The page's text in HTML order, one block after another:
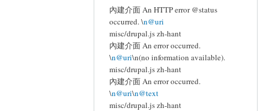
內建介面 An HTTP error @status
occurred. \n@uri
misc/drupal.js zh-hant
內建介面 An error occurred.
\n@uri\n(no information available).
misc/drupal.js zh-hant
內建介面 An error occurred.
\n@uri\n@text
misc/drupal.js zh-hant